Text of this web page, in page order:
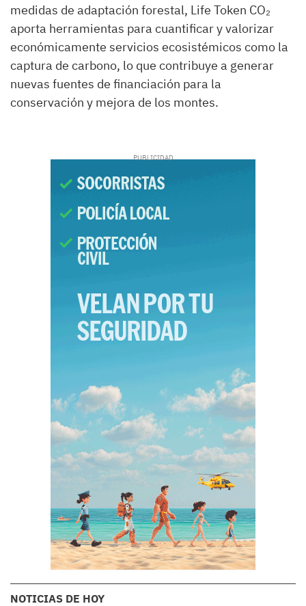
medidas de adaptación forestal, Life Token CO₂
aporta herramientas para cuantificar y valorizar
económicamente servicios ecosistémicos como la
captura de carbono, lo que contribuye a generar
nuevas fuentes de financiación para la
conservación y mejora de los montes.
NOTICIAS DE HOY